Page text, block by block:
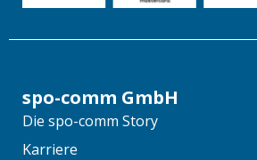
spo-comm GmbH
Die spo-comm Story
Karriere